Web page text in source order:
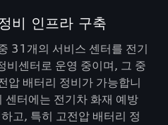
비 인프라 구축
31개의 서비스 센터를 전기
비센터로 운영 중이며, 그 중
압 배터리 정비가 가능합니
센터에는 전기차 화재 예방
고, 특히 고전압 배터리 정